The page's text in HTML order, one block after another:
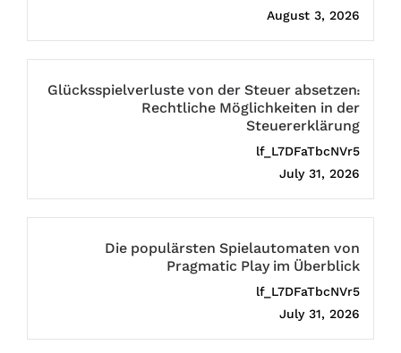
August 3, 2026
Glücksspielverluste von der Steuer absetzen:
Rechtliche Möglichkeiten in der
Steuererklärung
lf_L7DFaTbcNVr5
July 31, 2026
Die populärsten Spielautomaten von
Pragmatic Play im Überblick
lf_L7DFaTbcNVr5
July 31, 2026